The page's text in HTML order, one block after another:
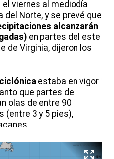
viernes al mediodía
del Norte, y se prevé que
alcanzarán
en partes del este
de Virginia, dijeron los
estaba en vigor
que partes de
olas de entre 90
(entre 3 y 5 pies),